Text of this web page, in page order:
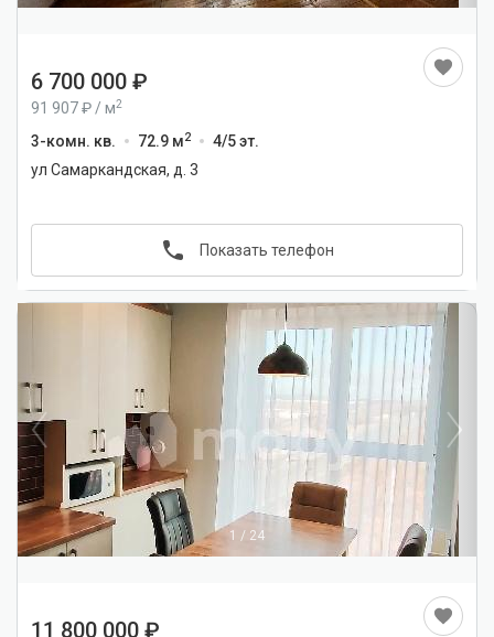
6 700 000
91 907 / м2
3-комн. кв. 72.9 м2
4/5 эт.
ул Самаркандская, д. 3
Показать телефон
1 / 24
11 800 000